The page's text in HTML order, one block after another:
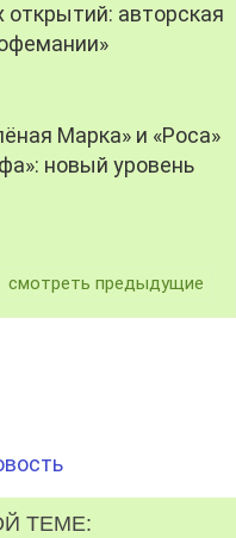
авторская
Марка» и «Роса»
новый уровень
смотреть предыдущие
ТЕМЕ: